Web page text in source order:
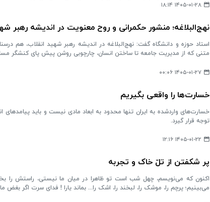
۱۴۰۵-۰۱-۲۸ ۱۸:۱۴
نهج‌البلاغه؛ منشور حکمرانی و روح معنویت در اندیشه رهبر
استاد حوزه و دانشگاه گفت: نهج‌البلاغه در اندیشه رهبر شهید انقلاب، هم
متنی که از مدیریت جامعه تا ساختن انسان، چارچوبی روشن پیش پای کنشگر
۱۴۰۵-۰۱-۲۷ ۰۰:۰۶
خسارت‌ها را واقعی بگیریم
خسارت‌های واردشده به ایران تنها محدود به ابعاد مادی نیست و باید پیامدهای
توجه قرار گیرد.
۱۴۰۵-۰۱-۲۲ ۱۲:۱۶
پر شکفتن از تلّ خاک و تجربه
اکنون که می‌نویسم، چهل شب است تو ظاهرا در میان ما نیستی، راستش را
می‌بینیم؛ پرچم را، موشک را، لبخند را، اشک را... بماند یارا ! فدای سرت اگر